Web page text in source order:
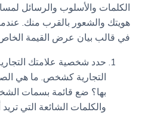
الكلمات والأسلوب والرسائل
هويتك والشعور بالقرب منك.
في قالب بيان عرض القيمة
حدد شخصية علامتك
التجارية كشخص. ما هي
بها؟ ضع قائمة بسمات
والكلمات الشائعة التي